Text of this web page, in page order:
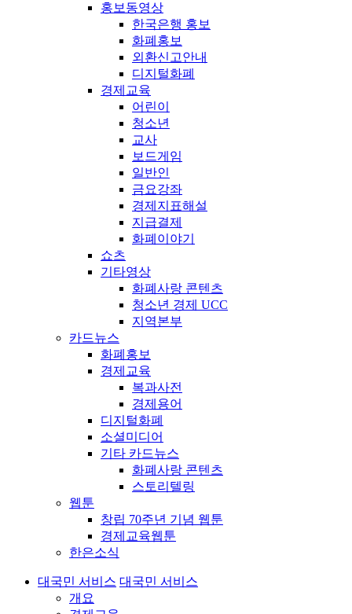
홍보동영상
한국은행 홍보
화폐홍보
외환신고안내
디지털화폐
경제교육
어린이
청소년
교사
보드게임
일반인
금요강좌
경제지표해설
지급결제
화폐이야기
쇼츠
기타영상
화폐사랑 콘텐츠
청소년 경제 UCC
지역본부
카드뉴스
화폐홍보
경제교육
복과사전
경제용어
디지털화폐
소셜미디어
기타 카드뉴스
화폐사랑 콘텐츠
스토리텔링
웹툰
창립 70주년 기념 웹툰
경제교육웹툰
한은소식
대국민 서비스 대국민 서비스
개요